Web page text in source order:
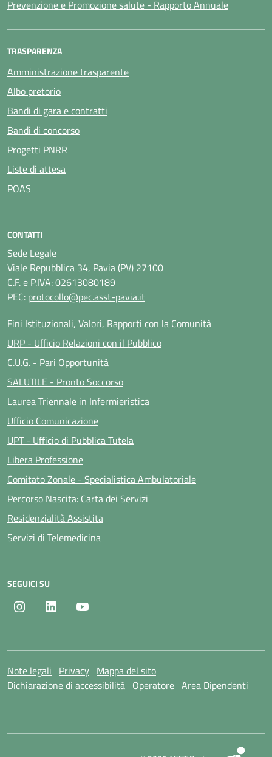
Prevenzione e Promozione salute - Rapporto Annuale
TRASPARENZA
Amministrazione trasparente
Albo pretorio
Bandi di gara e contratti
Bandi di concorso
Progetti PNRR
Liste di attesa
POAS
CONTATTI
Sede Legale
Viale Repubblica 34, Pavia (PV) 27100
C.F. e P.IVA: 02613080189
PEC: protocollo@pec.asst-pavia.it
Fini Istituzionali, Valori, Rapporti con la Comunità
URP - Ufficio Relazioni con il Pubblico
C.U.G. - Pari Opportunità
SALUTILE - Pronto Soccorso
Laurea Triennale in Infermieristica
Ufficio Comunicazione
UPT - Ufficio di Pubblica Tutela
Libera Professione
Comitato Zonale - Specialistica Ambulatoriale
Percorso Nascita: Carta dei Servizi
Residenzialità Assistita
Servizi di Telemedicina
SEGUICI SU
Instagram LinkedIn
Note legali Privacy Mappa del sito
Dichiarazione di accessibilità Operatore Area Dipendenti